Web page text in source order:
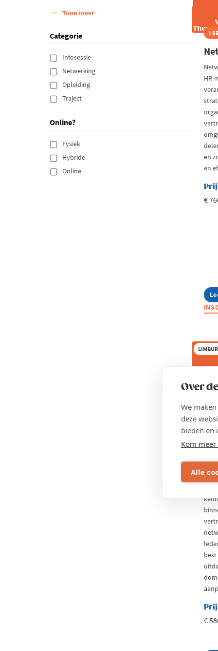
Over
We
deze
bieden en
Kom
Alle
Toon meer
Categorie
Infosessie
Netwerking
Opleiding
Traject
Online?
Fysiek
Hybride
Online
1
HR-
en
en
€
1
€